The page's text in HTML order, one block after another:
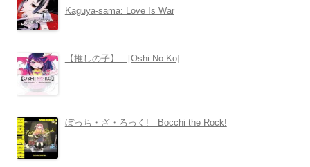
Kaguya-sama: Love Is War
【推しの子】 [Oshi No Ko]
ぼっち・ざ・ろっく! Bocchi the Rock!